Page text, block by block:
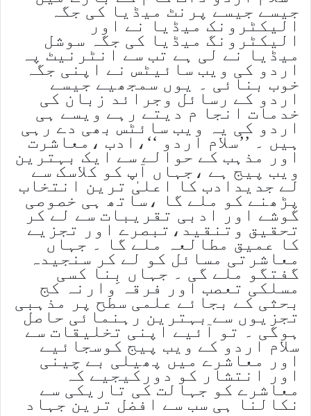
جیسے جیسے پرنٹ میڈیا کی جگہ
الیکٹرونک میڈیا نے اور
الیکٹرونگ میڈیا کی جگہ سوشل
میڈیا نے لی ہے تب سے انٹرنیٹ پہ
اردو کی ویب سائیٹس نے اپنی جگہ
خوب بنائی ۔ یوں سمجھیے جیسے
اردو کے رسائل وجرائد زبان کی
خدمات انجا م دیتے رہے ویسے ہی
اردو کی یہ ویب سائٹس بھی دے رہی
ہیں ۔ ’’سلام اردو ‘‘،ادب ،معاشرت
اور مذہب کے حوالے سے ایک بہترین
ویب پیج ہے ،جہاں آپ کو کلاسک سے
لے جدیدادب کا اعلیٰ ترین انتخاب
پڑھنے کو ملے گا ،ساتھ ہی خصوصی
گوشے اور ادبی تقریبات سے لے کر
تحقیق وتنقید،تبصرے اور تجزیے
کا عمیق مطالعہ ملے گا ۔ جہاں
معاشرتی مسائل کو لے کر سنجیدہ
گفتگو ملے گی ۔ جہاں بِنا کسی
مسلکی تعصب اور فرقہ وارنہ کج
بحثی کے بجائے علمی سطح پر مذہبی
تجزیوں سے بہترین رہنمائی حاصل
ہوگی ۔ تو آئیے اپنی تخلیقات سے
سلام اردو کے ویب پیج کوسجائیے
اور معاشرے میں پھیلی بے چینی
اور انتشار کو دورکیجیے کہ
معاشرے کو جہالت کی تاریکی سے
نکالنا ہی سب سے افضل ترین جہاد